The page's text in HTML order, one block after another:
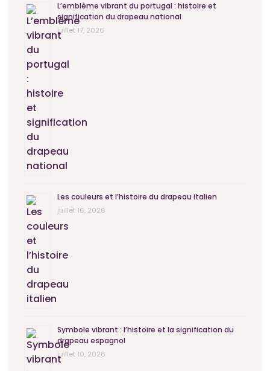
L’emblème vibrant du portugal : histoire et
signification du drapeau national
juillet 17, 2026
Les couleurs et l’histoire du drapeau italien
juillet 16, 2026
Symbole vibrant : l’histoire et la signification du
drapeau espagnol
juillet 10, 2026